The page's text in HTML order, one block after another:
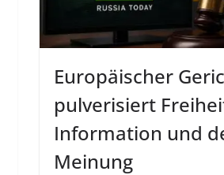
Europäischer
pulverisiert
Information und
Meinung